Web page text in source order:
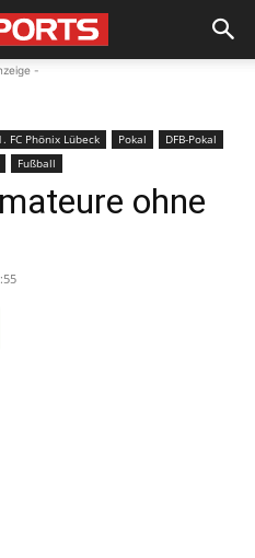
-
FC Phönix Lübeck Pokal
DFB-Pokal
Fußball
ohne